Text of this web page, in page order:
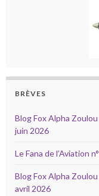
BRÈVES
Blog Fox Alpha
juin 2026
Le Fana de l’Aviation
Blog Fox Alpha
avril 2026